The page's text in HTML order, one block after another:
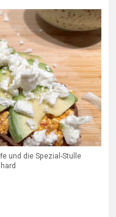
und die Spezial-Stulle